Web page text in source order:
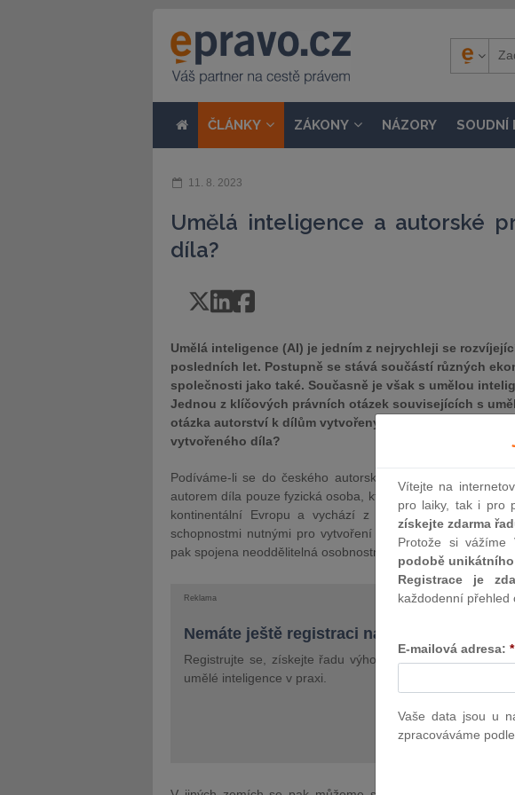
ČLÁNKY ZÁKONY NÁZORY SOUDNÍ
11. 8. 2023
Umělá inteligence a autorské
díla?
Umělá inteligence (AI) je jedním z nejrychleji se
posledních let. Postupně se stává součástí různých
společnosti jako také. Současně je však s umělou
Jednou z klíčových právních otázek souvisejících s
otázka autorství k dílům vytvořených pomocí umělé
vytvořeného díla?
Podíváme-li se do českého autorského zákona, zjistíme,
autorem díla pouze fyzická osoba, která dí
lo vytvořila.
kontinentální Evropu a vychází z koncepce, dle které
schopnostmi nutnými pro vytvoření autorského díla. S
pak spojena neoddělitelná osobnostní složka autorských práv.
Reklama
Nemáte ještě registraci na epravo.cz?
Registrujte se, získejte řadu výhod a jako dárek Vám
umělé inteligence v praxi.
REGISTROVAT ZDE
Vítejte na
pro laiky, tak i pro
získejte zdarma
Protože si vážíme
podobě
Registrace je
každodenní přehled
E-mailová adresa: *
Vaše data jsou u
zpracováváme podle